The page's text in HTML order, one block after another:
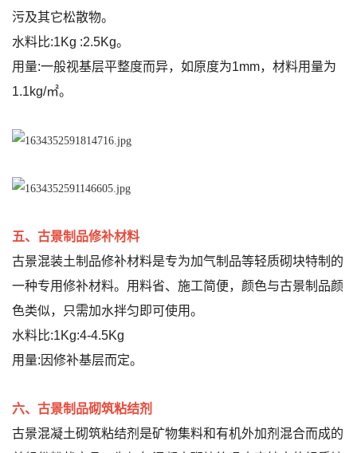
污及其它松散物。
水料比:1Kg :2.5Kg。
用量:一般视基层平整度而异，如原度为1mm，材料用量为
1.1kg/㎡。
五、古景制品修补材料
古景混装土制品修补材料是专为加气制品等轻质砌块特制的
一种专用修补材料。用料省、施工简便，颜色与古景制品颜
色类似，只需加水拌匀即可使用。
水料比:1Kg:4-4.5Kg
用量:因修补基层而定。
六、古景制品砌筑粘结剂
古景混凝土砌筑粘结剂是矿物集料和有机外加剂混合而成的